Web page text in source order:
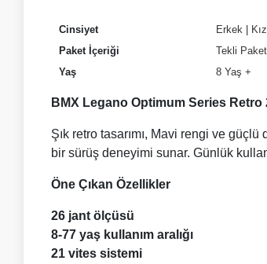
Cinsiyet Erkek | Kız
Paket İçeriği
Tekli Paket
Yaş
8 Yaş +
BMX Legano Optimum Series
Şık retro tasarımı, Mavi rengi ve güçlü
bir sürüş deneyimi sunar. Günlük
Öne Çıkan Özellikler
26 jant ölçüsü
8-77 yaş kullanım aralığı
21 vites sistemi